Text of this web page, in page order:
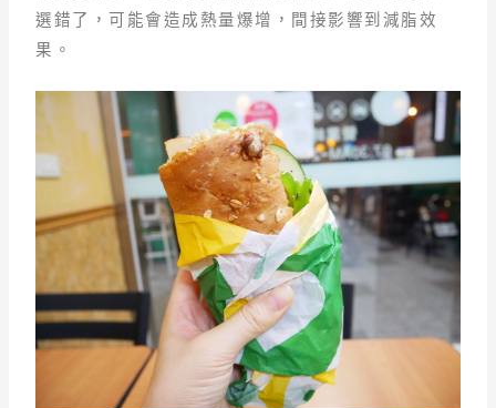
選錯了，可能會造成熱量爆增，間接影響到減脂效
果。